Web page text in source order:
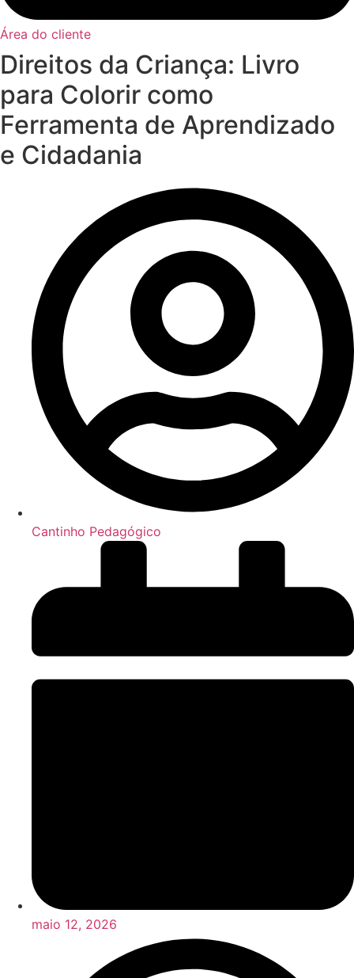
Área do cliente
Direitos da Criança: Livro
para Colorir como
Ferramenta de Aprendizado
e Cidadania
Cantinho Pedagógico
maio 12, 2026